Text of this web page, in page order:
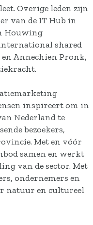
Overige leden zijn
van de IT Hub in
Houwing
international shared
Annechien Pronk,
inspireert om in
Nederland te
bezoekers,
Met en vóór
samen en werkt
van de sector. Met
ondernemers en
natuur en cultureel